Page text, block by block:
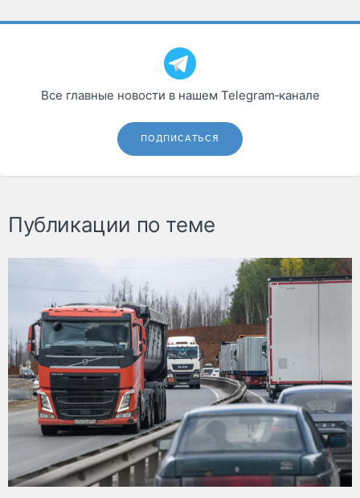
Все главные новости в нашем Telegram‑канале
ПОДПИСАТЬСЯ
Публикации по теме